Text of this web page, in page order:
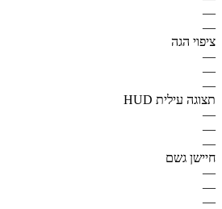
—
—
ציפוי הגה
—
—
—
תצוגה עילית HUD
—
—
—
חיישן גשם
—
—
—